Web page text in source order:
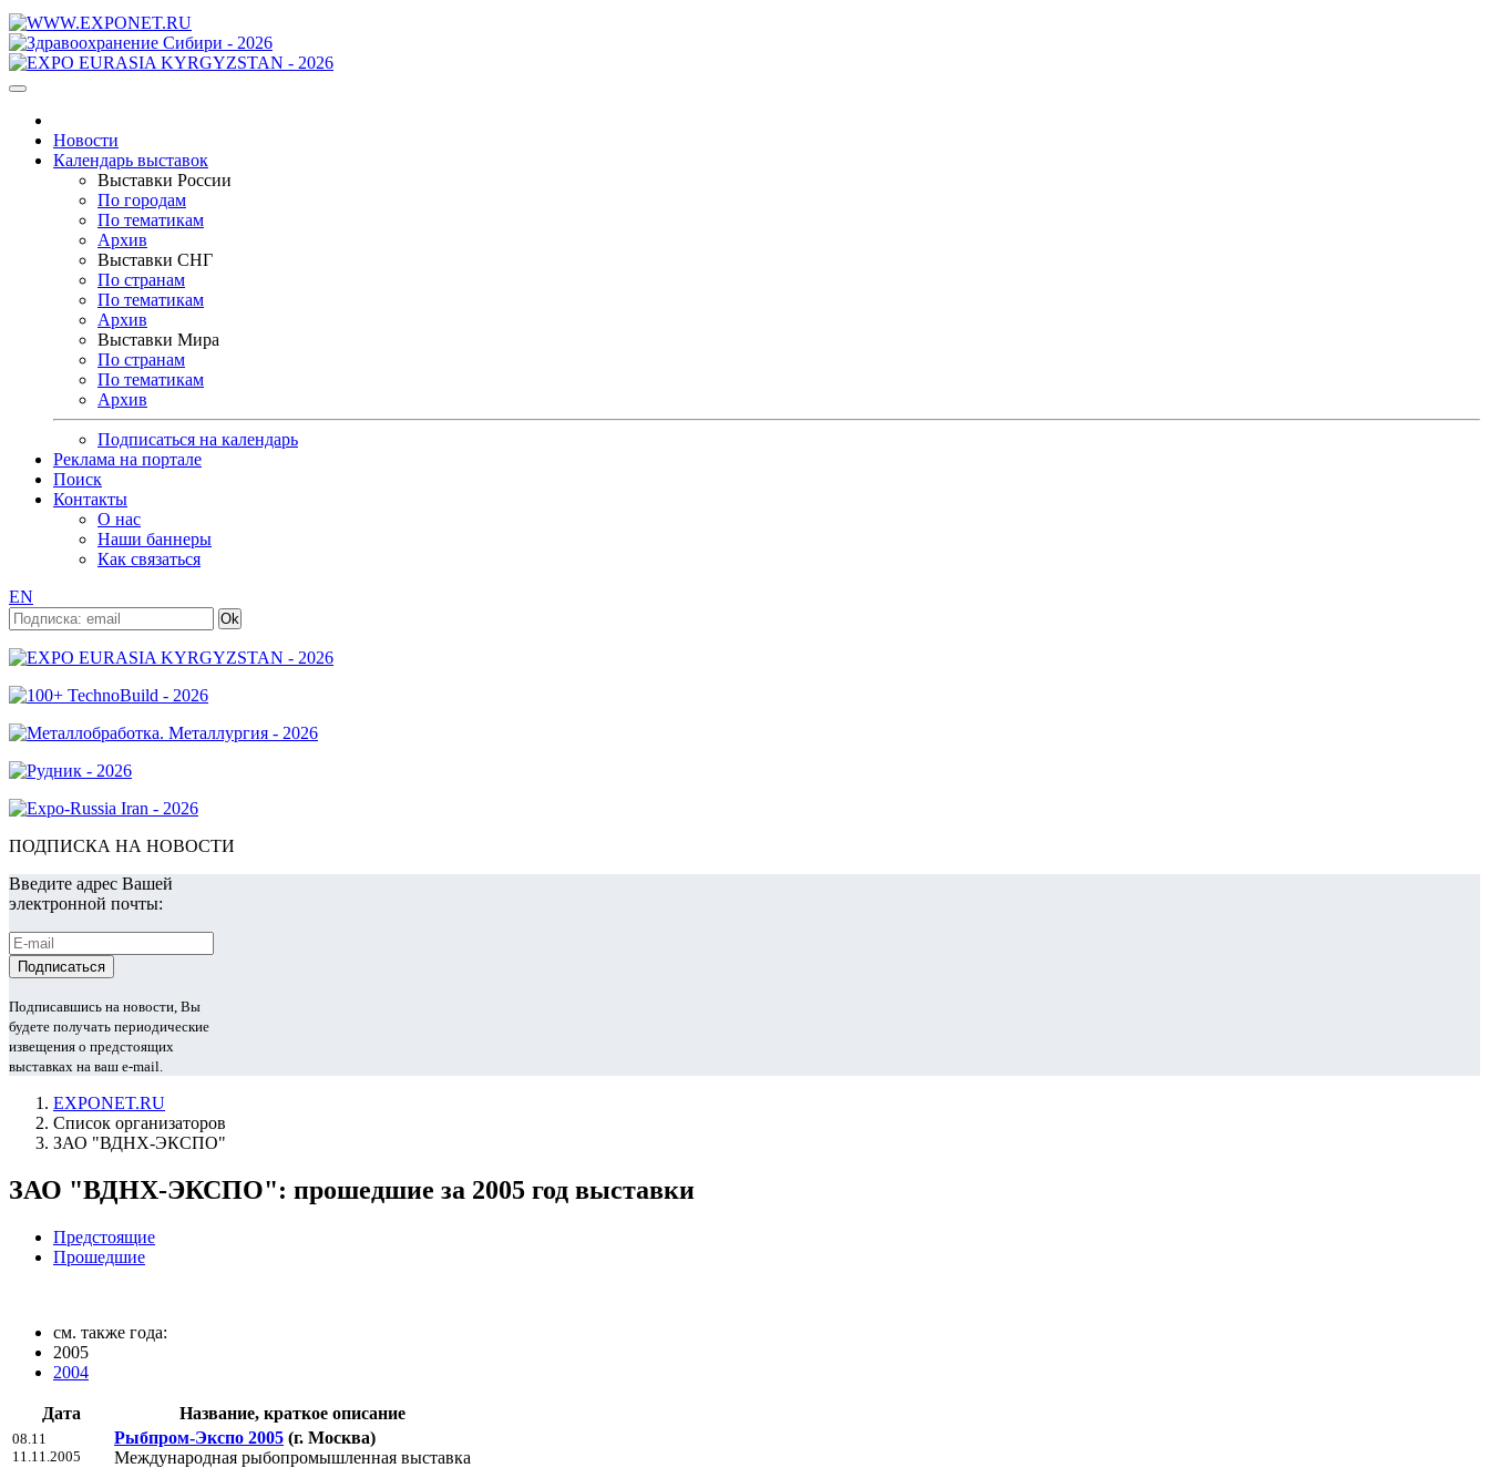
Новости
Календарь выставок
Выставки России
По городам
По тематикам
Архив
Выставки СНГ
По странам
По тематикам
Архив
Выставки Мира
По странам
По тематикам
Архив
Подписаться на календарь
Реклама на портале
Поиск
Контакты
О нас
Наши баннеры
Как связаться
EN
ПОДПИСКА НА НОВОСТИ
Введите адрес Вашей
электронной почты:
Подписавшись на новости, Вы
будете получать периодические
извещения о предстоящих
выставках на ваш e-mail.
EXPONET.RU
Список организаторов
ЗАО "ВДНХ-ЭКСПО"
ЗАО "ВДНХ-ЭКСПО": прошедшие за 2005 год выставки
Предстоящие
Прошедшие
см. также года:
2005
2004
Дата Название, краткое описание
08.11
11.11.2005
Рыбпром-Экспо 2005 (г. Москва)
Международная рыбопромышленная выставка